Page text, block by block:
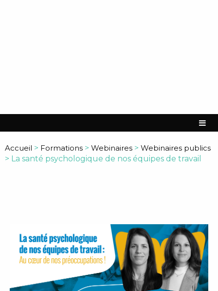
Accueil > Formations > Webinaires > Webinaires publics
> La santé psychologique de nos équipes de travail